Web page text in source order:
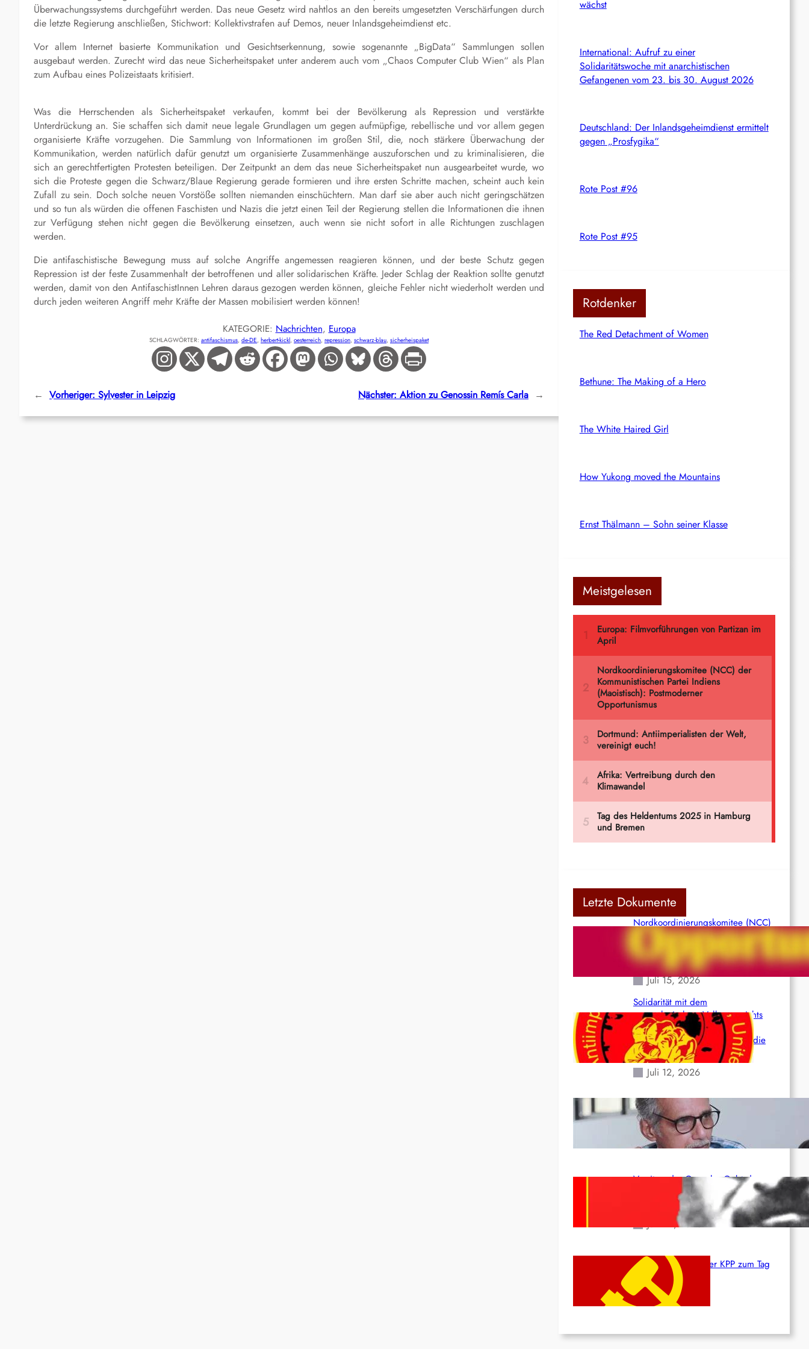
Überwachungssystems durchgeführt werden. Das neue Gesetz wird nahtlos an den bereits umgesetzten Verschärfungen durch
die letzte Regierung anschließen, Stichwort: Kollektivstrafen auf Demos, neuer Inlandsgeheimdienst etc.
Vor allem Internet basierte Kommunikation und Gesichtserkennung, sowie sogenannte „BigData“ Sammlungen sollen
ausgebaut werden. Zurecht wird das neue Sicherheitspaket unter anderem auch vom „Chaos Computer Club Wien“ als Plan
zum Aufbau eines Polizeistaats kritisiert.
Was die Herrschenden als Sicherheitspaket verkaufen, kommt bei der Bevölkerung als Repression und verstärkte
Unterdrückung an. Sie schaffen sich damit neue legale Grundlagen um gegen aufmüpfige, rebellische und vor allem gegen
organisierte Kräfte vorzugehen. Die Sammlung von Informationen im großen Stil, die, noch stärkere Überwachung der
Kommunikation, werden natürlich dafür genutzt um organisierte Zusammenhänge auszuforschen und zu kriminalisieren, die
sich an gerechtfertigten Protesten beteiligen. Der Zeitpunkt an dem das neue Sicherheitspaket nun ausgearbeitet wurde, wo
sich die Proteste gegen die Schwarz/Blaue Regierung gerade formieren und ihre ersten Schritte machen, scheint auch kein
Zufall zu sein. Doch solche neuen Vorstöße sollten niemanden einschüchtern. Man darf sie aber auch nicht geringschätzen
und so tun als würden die offenen Faschisten und Nazis die jetzt einen Teil der Regierung stellen die Informationen die ihnen
zur Verfügung stehen nicht gegen die Bevölkerung einsetzen, auch wenn sie nicht sofort in alle Richtungen zuschlagen
werden.
Die antifaschistische Bewegung muss auf solche Angriffe angemessen reagieren können, und der beste Schutz gegen
Repression ist der feste Zusammenhalt der betroffenen und aller solidarischen Kräfte. Jeder Schlag der Reaktion sollte genutzt
werden, damit von den AntifaschistInnen Lehren daraus gezogen werden können, gleiche Fehler nicht wiederholt werden und
durch jeden weiteren Angriff mehr Kräfte der Massen mobilisiert werden können!
KATEGORIE: Nachrichten, Europa
SCHLAGWÖRTER: antifaschismus, de-DE, herbert-kickl, oesterreich, repression, schwarz-blau, sicherheispaket
← Vorheriger: Sylvester in Leipzig Nächster: Aktion zu Genossin Remís Carla →
wächst
International: Aufruf zu einer
Solidaritätswoche mit anarchistischen
Gefangenen vom 23. bis 30. August 2026
Deutschland: Der Inlandsgeheimdienst ermittelt
gegen „Prosfygika“
Rote Post #96
Rote Post #95
Rotdenker
The Red Detachment of Women
Bethune: The Making of a Hero
The White Haired Girl
How Yukong moved the Mountains
Ernst Thälmann – Sohn seiner Klasse
Meistgelesen
Letzte Dokumente
Nordkoordinierungskomitee (NCC)
der Kommunistischen Partei Indiens
(Maoistisch): Postmoderner
Opportunismus
Juli 15, 2026
Solidarität mit dem
venezolanischem Volk angesichts
der verlorenen Leben und der
katastrophalen Situation durch die
Erdbeben des 24. Juni!
Juli 12, 2026
Indien: „Die Politik der
Kapitulation“ von K. Murali (Ajith)
Juli 1, 2026
Vorsitzender Gonzalo: Gebt das
Leben für die Partei und die
Juni 19, 2026
Beschluss des ZK der KPP zum Tag
des Heldentums
Juni 19, 2026